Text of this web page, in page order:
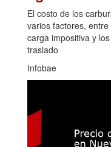
El costo de los
varios factores,
carga impositiva y
traslado
Infobae